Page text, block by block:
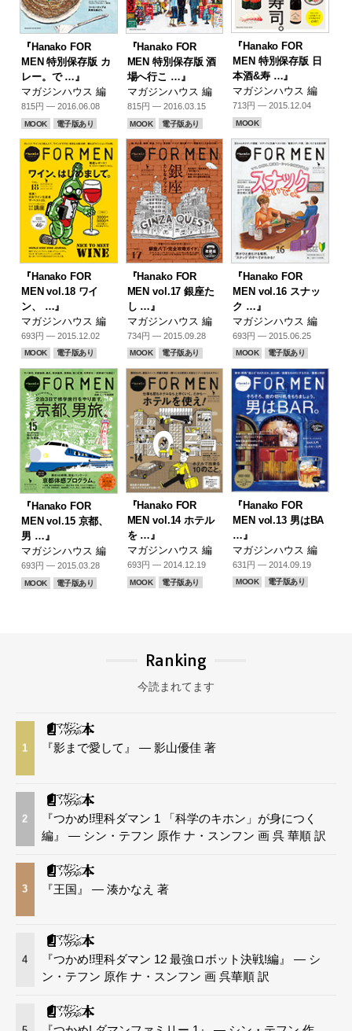
『Hanako FOR
MEN 特別保存版 カ
レー。で …』
マガジンハウス 編
815円 — 2016.06.08
MOOK 電子版あり
『Hanako FOR
MEN 特別保存版 酒
場へ行こ …』
マガジンハウス 編
815円 — 2016.03.15
MOOK 電子版あり
『Hanako FOR
MEN 特別保存版 日
本酒&寿 …』
マガジンハウス 編
713円 — 2015.12.04
MOOK
『Hanako FOR
MEN vol.18 ワイ
ン、 …』
マガジンハウス 編
693円 — 2015.12.02
MOOK 電子版あり
『Hanako FOR
MEN vol.17 銀座た
し …』
マガジンハウス 編
734円 — 2015.09.28
MOOK 電子版あり
『Hanako FOR
MEN vol.16 スナッ
ク …』
マガジンハウス 編
693円 — 2015.06.25
MOOK 電子版あり
『Hanako FOR
MEN vol.15 京都、
男 …』
マガジンハウス 編
693円 — 2015.03.28
MOOK 電子版あり
『Hanako FOR
MEN vol.14 ホテル
を …』
マガジンハウス 編
693円 — 2014.12.19
MOOK 電子版あり
『Hanako FOR
MEN vol.13 男はBA
…』
マガジンハウス 編
631円 — 2014.09.19
MOOK 電子版あり
Ranking
今読まれてます
1 『影まで愛して』 — 影山優佳 著
2
『つかめ!理科ダマン 1 「科学のキホン」が身につく
編』 — シン・テフン 原作 ナ・スンフン 画 呉 華順 訳
3 『王国』 — 湊かなえ 著
4
『つかめ!理科ダマン 12 最強ロボット決戦!編』 — シ
ン・テフン 原作 ナ・スンフン 画 呉華順 訳